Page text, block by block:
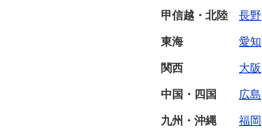
甲信越・北陸 長野
東海 愛知
関西 大阪
中国・四国 広島
九州・沖縄 福岡